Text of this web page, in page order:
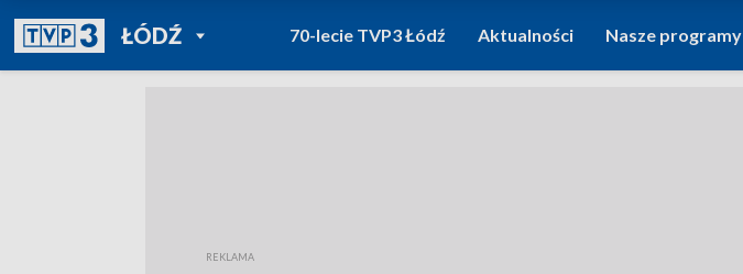
ŁÓDŹPOWRÓT DO
TVP REGIONY
70-lecie TVP3 Łódź Aktualności Nasze programy